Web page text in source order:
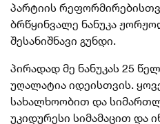
პარტიის
ბრწყინვალე ნანუკა
შესანიშნავი გუნდი.
პირადად მე ნანუკას 25
უღალატია იდეისთვის.
სახალხოობით და
უკიდურესი სიმამაცით და